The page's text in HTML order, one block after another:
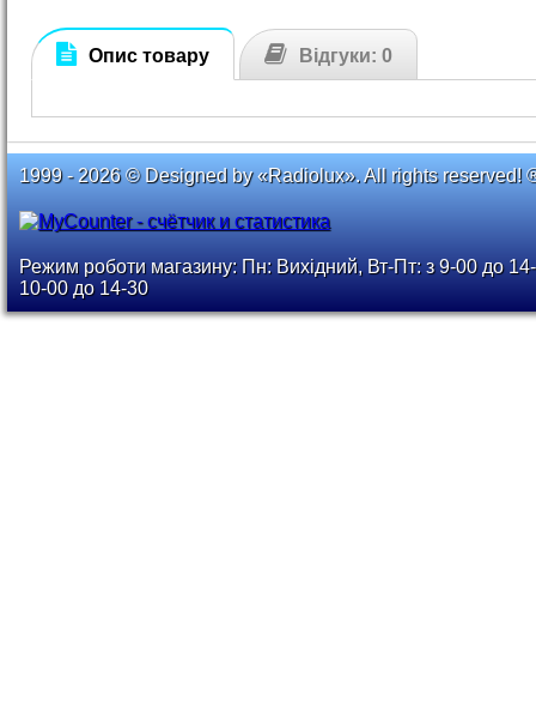
Опис товару Відгуки: 0
1999 - 2026 © Designed by «Radiolux». All rights reserved!
Режим роботи магазину: Пн: Вихідний, Вт-Пт: з 9-00 до
10-00 до 14-30